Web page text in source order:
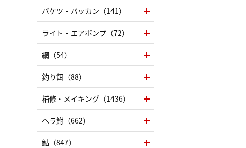
バケツ・バッカン（141）
ライト・エアポンプ（72）
網（54）
釣り餌（88）
補修・メイキング（1436）
ヘラ鮒（662）
鮎（847）